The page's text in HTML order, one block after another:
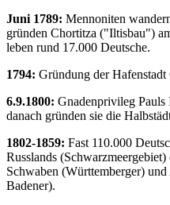
Juni 1789: Mennoniten
gründen Chortitza ("Iltisbau")
leben rund 17.000 Deutsche.
1794: Gründung der Hafenstadt
6.9.1800: Gnadenprivileg Pauls
danach gründen sie die
1802-1859: Fast 110.000
Russlands
Schwaben (Württemberger)
Badener).